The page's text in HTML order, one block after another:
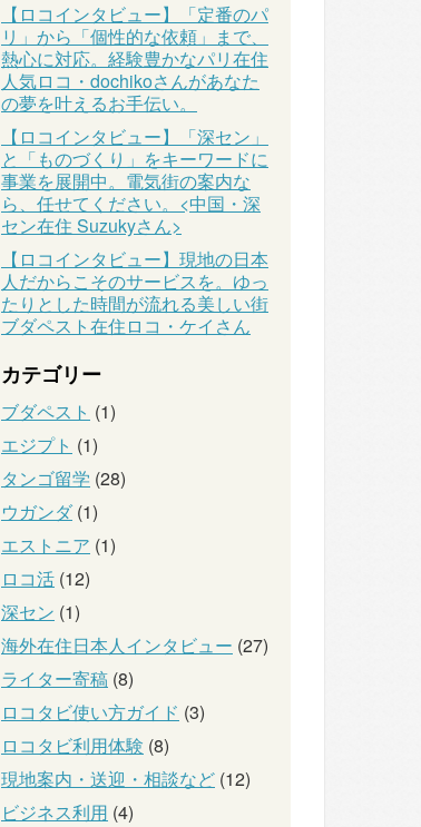
【ロコインタビュー】「定番のパ
リ」から「個性的な依頼」まで、
熱心に対応。経験豊かなパリ在住
人気ロコ・dochikoさんがあなた
の夢を叶えるお手伝い。
【ロコインタビュー】「深セン」
と「ものづくり」をキーワードに
事業を展開中。電気街の案内な
ら、任せてください。<中国・深
セン在住 Suzukyさん>
【ロコインタビュー】現地の日本
人だからこそのサービスを。ゆっ
たりとした時間が流れる美しい街
ブダペスト在住ロコ・ケイさん
カテゴリー
ブダペスト (1)
エジプト (1)
タンゴ留学 (28)
ウガンダ(1)
エストニア (1)
ロコ活 (12)
深セン (1)
海外在住日本人インタビュー (27)
ライター寄稿 (8)
ロコタビ使い方ガイド (3)
ロコタビ利用体験 (8)
現地案内・送迎・相談など (12)
ビジネス利用 (4)